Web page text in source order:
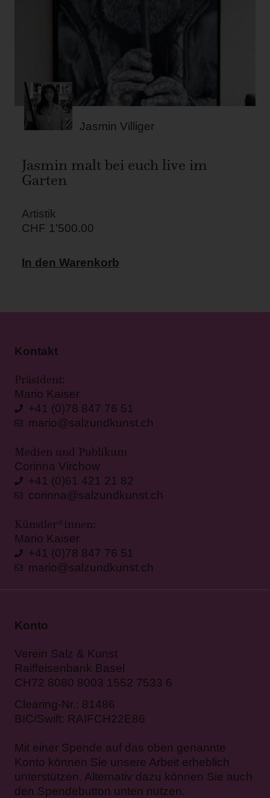
Jasmin Villiger
Jasmin malt bei euch live im
Garten
Artistik
CHF 1'500.00
In den Warenkorb
Kontakt
Präsident:
Mario Kaiser
+41 (0)78 847 76 51
mario@salzundkunst.ch
Medien und Publikum
Corinna Virchow
+41 (0)61 421 21 82
corinna@salzundkunst.ch
Künstler*innen:
Mario Kaiser
+41 (0)78 847 76 51
mario@salzundkunst.ch
Konto
Verein Salz & Kunst
Raiffeisenbank Basel
CH72 8080 8003 1552 7533 6
Clearing-Nr.: 81486
BIC/Swift: RAIFCH22E86
Mit einer Spende auf das oben genannte
Konto können Sie unsere Arbeit erheblich
unterstützen. Alternativ dazu können Sie auch
den Spendebutton unten nutzen.